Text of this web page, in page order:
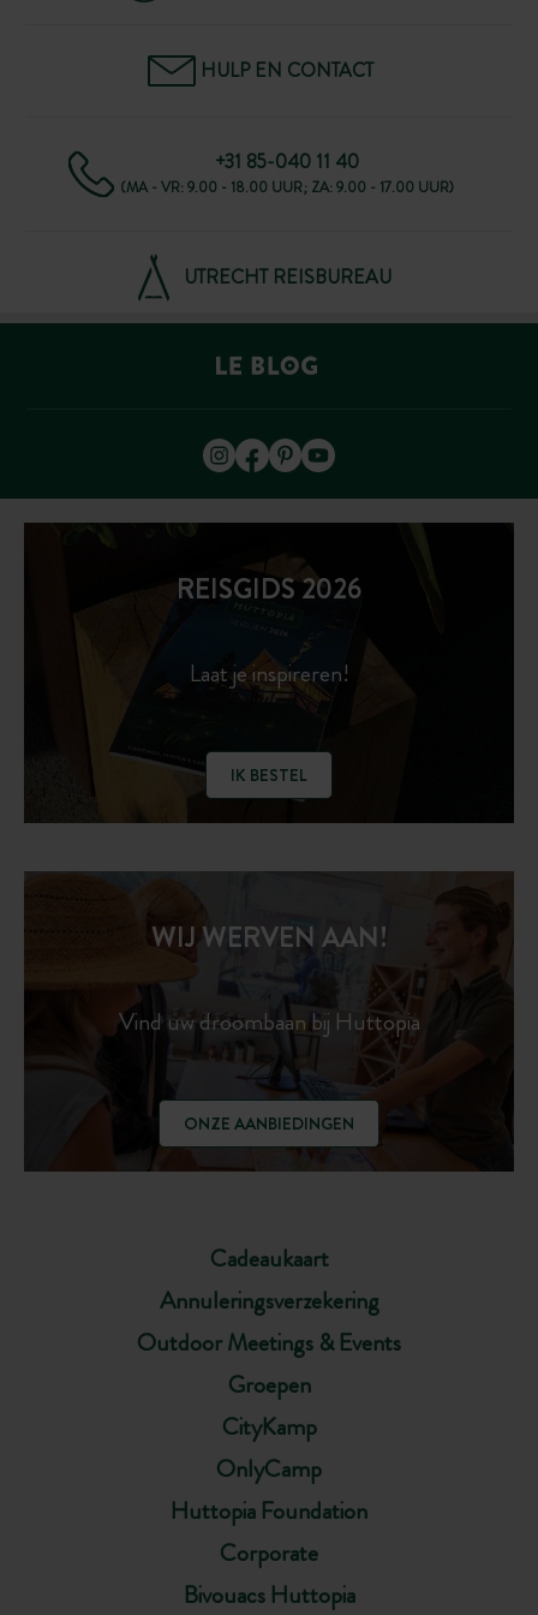
HULP EN CONTACT
+31 85-040 11 40
(MA - VR: 9.00 - 18.00 UUR; ZA: 9.00 - 17.00 UUR)
UTRECHT REISBUREAU
REISGIDS 2026
Laat je inspireren!
IK BESTEL
Cadeaukaart
Annuleringsverzekering
Outdoor Meetings & Events
Groepen
CityKamp
OnlyCamp
Huttopia Foundation
Corporate
Bivouacs Huttopia
WIJ WERVEN AAN!
Vind uw droombaan bij Huttopia
ONZE AANBIEDINGEN